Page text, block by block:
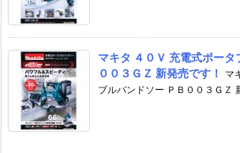
マキタ ４０Ｖ 充電式ポータ
００３ＧＺ 新発売です！
マ
ブルバンドソー ＰＢ００３ＧＺ